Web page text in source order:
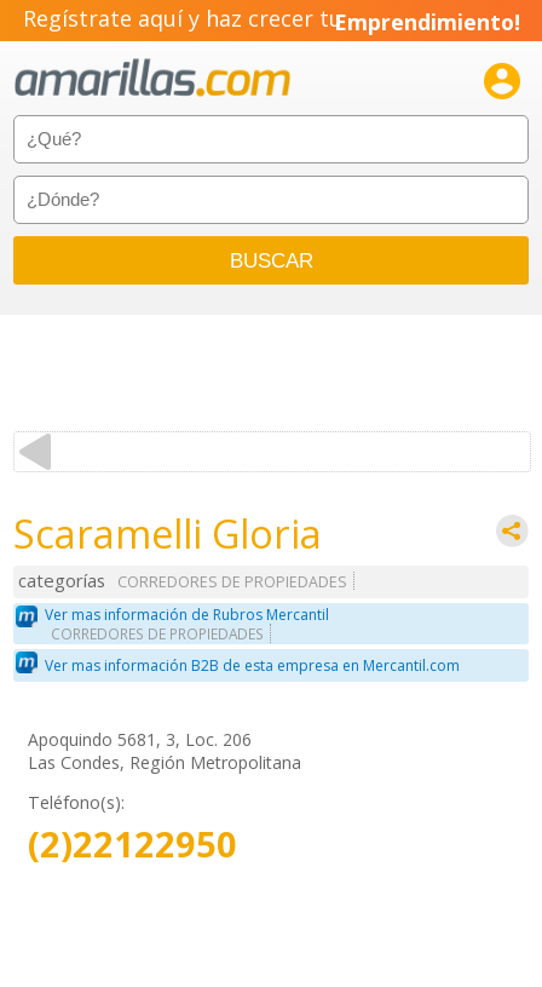
Regístrate aquí y haz crecer tuEmprendimiento!

Scaramelli Gloria
categorías
CORREDORES DE PROPIEDADES
Ver mas información de Rubros Mercantil
CORREDORES DE PROPIEDADES
Ver mas información B2B de esta empresa en Mercantil.com
Apoquindo 5681, 3, Loc. 206
Las Condes, Región Metropolitana
Teléfono(s):
(2)22122950